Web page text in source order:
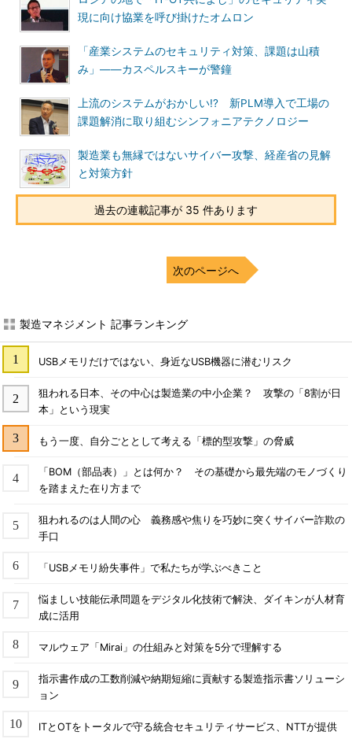
現に向け協業を呼び掛けたオムロン
「産業システムのセキュリティ対策、課題は山積
み」――カスペルスキーが警鐘
上流のシステムがおかしい!? 新PLM導入で工場の
課題解消に取り組むシンフォニアテクノロジー
製造業も無縁ではないサイバー攻撃、経産省の見解
と対策方針
過去の連載記事が 35 件あります
次のページへ
製造マネジメント 記事ランキング
USBメモリだけではない、身近なUSB機器に潜むリスク
狙われる日本、その中心は製造業の中小企業？ 攻撃の「8割が日
本」という現実
もう一度、自分ごととして考える「標的型攻撃」の脅威
「BOM（部品表）」とは何か？ その基礎から最先端のモノづくり
を踏まえた在り方まで
狙われるのは人間の心 義務感や焦りを巧妙に突くサイバー詐欺の
手口
「USBメモリ紛失事件」で私たちが学ぶべきこと
悩ましい技能伝承問題をデジタル化技術で解決、ダイキンが人材育
成に活用
マルウェア「Mirai」の仕組みと対策を5分で理解する
指示書作成の工数削減や納期短縮に貢献する製造指示書ソリューシ
ョン
ITとOTをトータルで守る統合セキュリティサービス、NTTが提供